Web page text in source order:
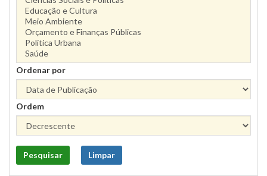
Ordenar por
Ordem
Pesquisar Limpar